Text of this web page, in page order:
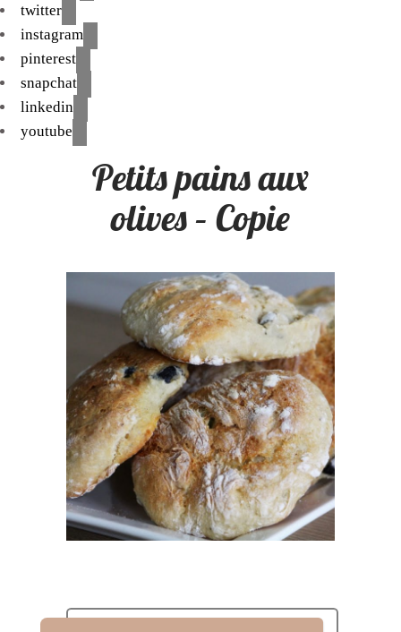
twitter
instagram
pinterest
snapchat
linkedin
youtube
Petits pains aux
olives – Copie